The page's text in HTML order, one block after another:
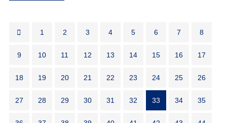
1 2 3 4 5 6 7 8
9 10 11 12 13 14 15 16 17
18 19 20 21 22 23 24 25 26
27 28 29 30 31 32 33 34 35